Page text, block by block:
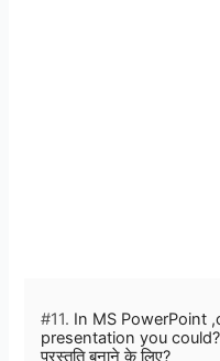
#11. In MS PowerPoint
presentation you could?
प्रस्तुति बनाने के लिए?